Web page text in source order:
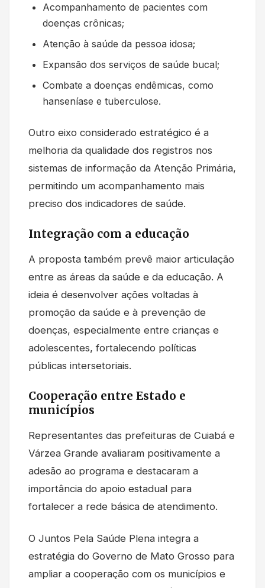
Acompanhamento de pacientes com
doenças crônicas;
Atenção à saúde da pessoa idosa;
Expansão dos serviços de saúde bucal;
Combate a doenças endêmicas, como
hanseníase e tuberculose.
Outro eixo considerado estratégico é a
melhoria da qualidade dos registros nos
sistemas de informação da Atenção Primária,
permitindo um acompanhamento mais
preciso dos indicadores de saúde.
Integração com a educação
A proposta também prevê maior articulação
entre as áreas da saúde e da educação. A
ideia é desenvolver ações voltadas à
promoção da saúde e à prevenção de
doenças, especialmente entre crianças e
adolescentes, fortalecendo políticas
públicas intersetoriais.
Cooperação entre Estado e
municípios
Representantes das prefeituras de Cuiabá e
Várzea Grande avaliaram positivamente a
adesão ao programa e destacaram a
importância do apoio estadual para
fortalecer a rede básica de atendimento.
O Juntos Pela Saúde Plena integra a
estratégia do Governo de Mato Grosso para
ampliar a cooperação com os municípios e